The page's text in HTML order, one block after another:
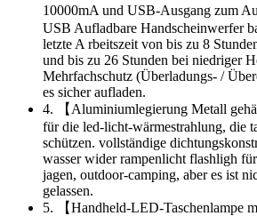
10000mA und USB-Ausgang zum
USB Aufladbare Handscheinwerfer
letzte A rbeitszeit von bis zu 8
und bis zu 26 Stunden bei niedriger
Mehrfachschutz (Überladungs- /
es sicher aufladen.
4. 【Aluminiumlegierung Metall
für die led-licht-wärmestrahlung, die
schützen. vollständige
wasser wider rampenlicht flashligh
jagen, outdoor-camping, aber es ist
gelassen.
5. 【Handheld-LED-Taschenlampe